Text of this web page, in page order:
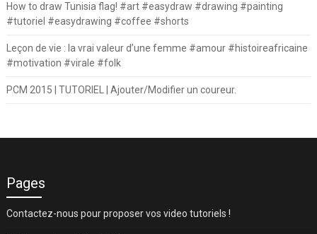
How to draw Tunisia flag! #art #easydraw #drawing #painting
#tutoriel #easydrawing #coffee #shorts
Leçon de vie : la vrai valeur d’une femme #amour #histoireafricaine
#motivation #virale #folk
PCM 2015 | TUTORIEL | Ajouter/Modifier un coureur.
Pages
Contactez-nous pour proposer vos video tutoriels !